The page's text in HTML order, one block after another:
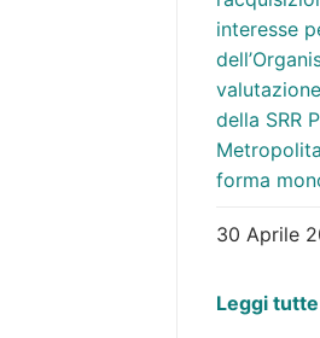
interesse
della SRR
forma
30 Aprile
Leggi